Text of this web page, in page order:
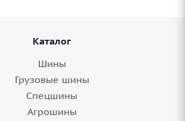
Каталог
Шины
Грузовые шины
Спецшины
Агрошины